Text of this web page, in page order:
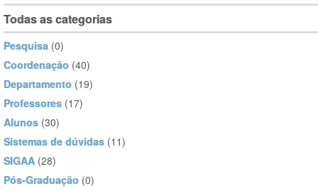
Todas as categorias
Pesquisa (0)
Coordenação (40)
Departamento (19)
Professores (17)
Alunos (30)
Sistemas de dúvidas (11)
SIGAA (28)
Pós-Graduação (0)